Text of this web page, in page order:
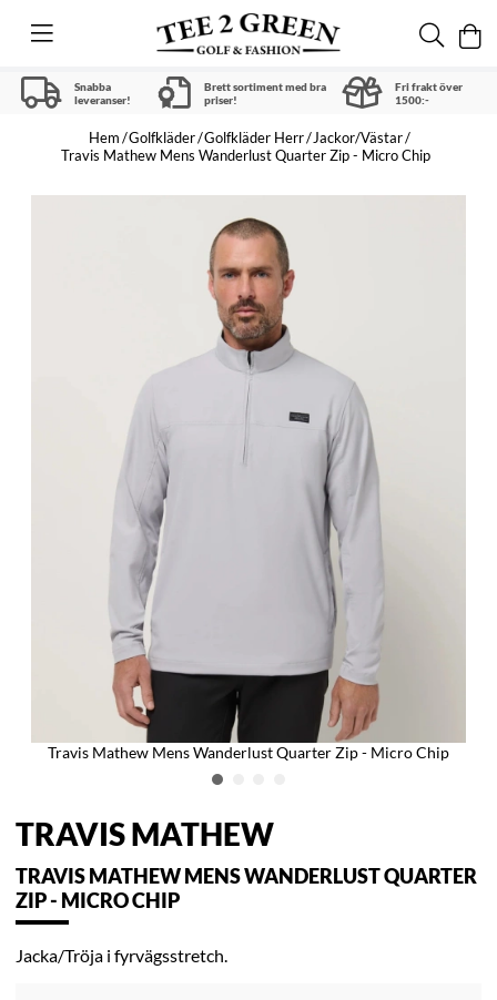
Snabba
leveranser!
Brett sortiment med bra
priser!
Fri frakt över
1500:-
Hem Golfkläder Golfkläder Herr
Jackor/Västar
Travis Mathew Mens Wanderlust Quarter Zip - Micro Chip
Travis Mathew Mens Wanderlust Quarter Zip - Micro Chip
TRAVIS MATHEW
TRAVIS MATHEW MENS WANDERLUST QUARTER
ZIP - MICRO CHIP
Jacka/Tröja i fyrvägsstretch.